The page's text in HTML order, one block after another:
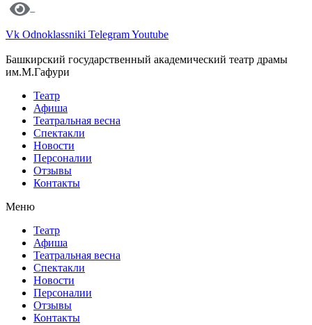
Vk Odnoklassniki TelegramYoutube
Башкирский государственный академический театр драмы
им.М.Гафури
Театр
Афиша
Театральная весна
Спектакли
Новости
Персоналии
Отзывы
Контакты
Меню
Театр
Афиша
Театральная весна
Спектакли
Новости
Персоналии
Отзывы
Контакты